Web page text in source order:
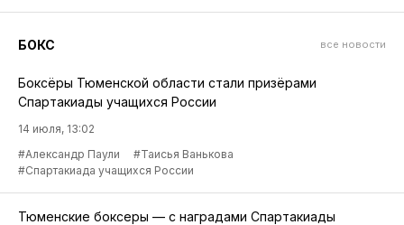
БОКС все новости
Боксёры Тюменской области стали призёрами
Спартакиады учащихся России
14 июля, 13:02
#Александр Паули
#Таисья Ванькова
#Спартакиада учащихся России
Тюменские боксеры — с наградами Спартакиады